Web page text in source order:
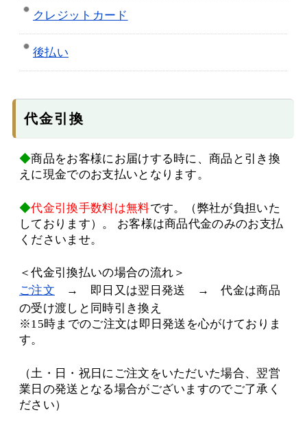
クレジットカード
後払い
代金引換
◆商品をお客様にお届けする時に、商品と引き換
えに現金でのお支払いとなります。
◆代金引換手数料は無料です。（弊社が負担いた
しております）。 お客様は商品代金のみのお支払
くださいませ。
＜代金引換払いの場合の流れ＞
ご注文 → 即日又は翌日発送 → 代金は商品
の受け渡しと同時引き換え
※15時までのご注文は即日発送を心がけておりま
す。
（土・日・祝日にご注文をいただいた場合、翌営
業日の発送となる場合がございますのでご了承く
ださい）